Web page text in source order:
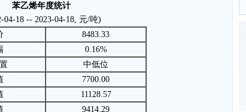
苯乙烯年度统计
04-18 -- 2023-04-18, 元/吨)
8483.33
0.16%
中低位
7700.00
11128.57
9414.29